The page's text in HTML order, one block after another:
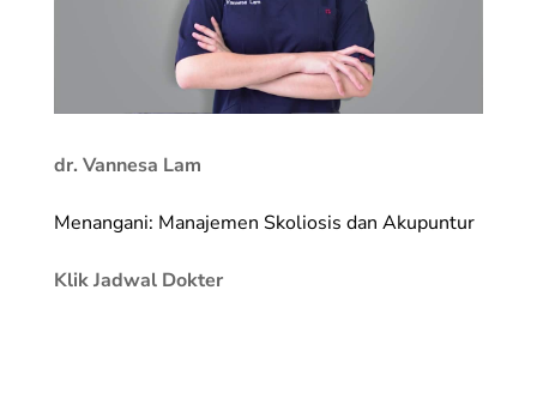
dr. Vannesa Lam
Menangani: Manajemen Skoliosis dan Akupuntur
Klik Jadwal Dokter